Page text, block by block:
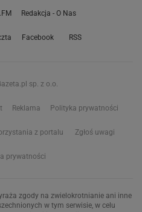
Redakcja - O Nas
Facebook RSS
sp. z o.o.
Reklama Polityka prywatności
z portalu Zgłoś uwagi
prywatności
zgody na zwielokrotnianie ani inne
w tym serwisie, w celu